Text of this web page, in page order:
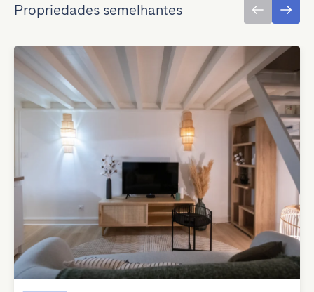
Propriedades semelhantes